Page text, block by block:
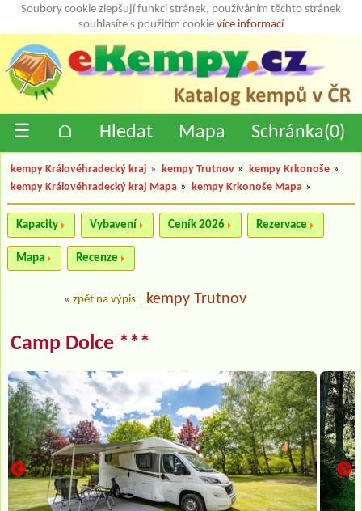
Soubory cookie zlepšují funkci stránek, používáním těchto stránek
souhlasíte s použitím cookie více informací
☰ ⌂ Hledat Mapa Schránka(0)
kempy Královéhradecký kraj » kempy Trutnov » kempy Krkonoše »
kempy Královéhradecký kraj Mapa » kempy Krkonoše Mapa »
Kapacity Vybavení Ceník 2026 Rezervace
Mapa Recenze
« zpět na výpis kempy Trutnov
Camp Dolce ***